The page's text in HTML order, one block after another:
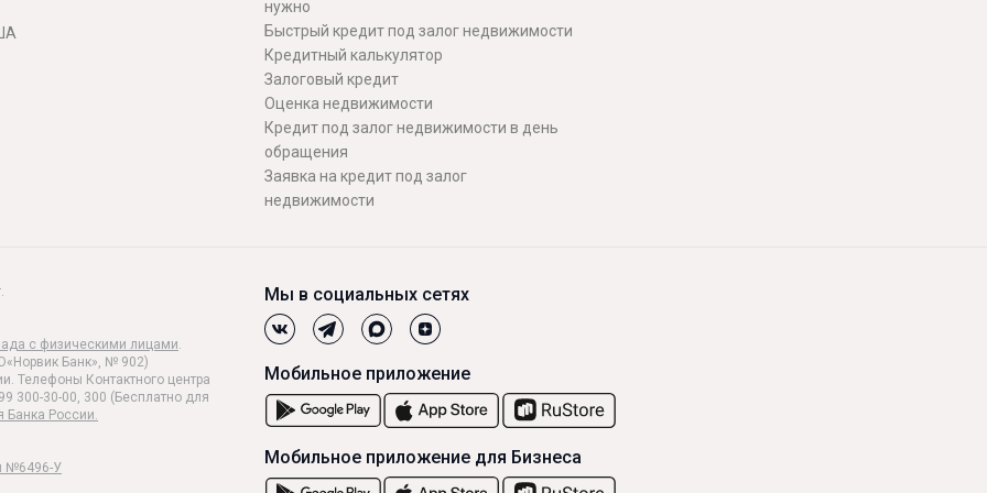
нужно
Быстрый кредит под залог недвижимости
Кредитный калькулятор
Залоговый кредит
Оценка недвижимости
Кредит под залог недвижимости в день
обращения
Заявка на кредит под залог
недвижимости
с физическими лицами.
Банк», № 902)
Телефоны Контактного центра
300-30-00, 300 (Бесплатно для
Банка России.
№6496-У
Мы в социальных сетях
Мобильное приложение
Мобильное приложение для Бизнеса